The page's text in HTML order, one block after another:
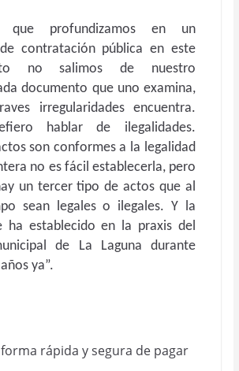
que profundizamos en un
contratación pública en este
no salimos de nuestro
documento que uno examina,
irregularidades encuentra.
hablar de ilegalidades.
son conformes a la legalidad
no es fácil establecerla, pero
un tercer tipo de actos que al
sean legales o ilegales. Y la
ha establecido en la praxis del
de La Laguna durante
ya”.